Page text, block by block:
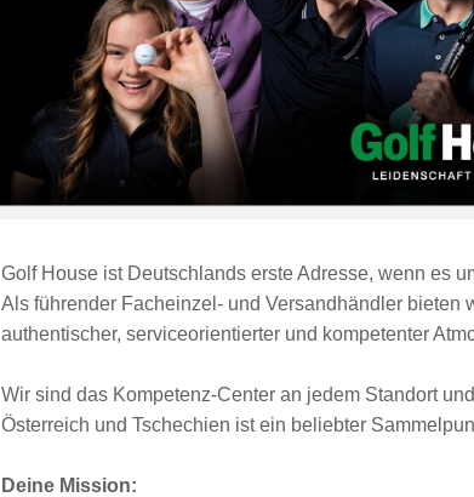
Golf House ist Deutschlands erste Adresse, wenn es
Als führender Facheinzel- und Versandhändler
authentischer, serviceorientierter und kompetenter
Wir sind das Kompetenz-Center an jedem Standort
Österreich und Tschechien ist ein beliebter
Deine Mission: